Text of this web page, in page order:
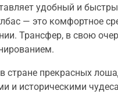
удобный и
— это комфортное
Трансфер, в свою
стране прекрасных
и историческими